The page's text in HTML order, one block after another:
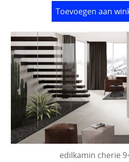
Toevoegen aan
edilkamin cherie